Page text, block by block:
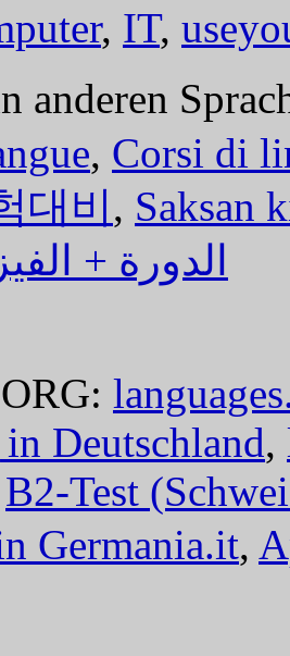
, IT,
anderen
, Corsi di
대비, Saksan
الدورة + الفيزا
Deutschland,
B2-Test
Germania.it,